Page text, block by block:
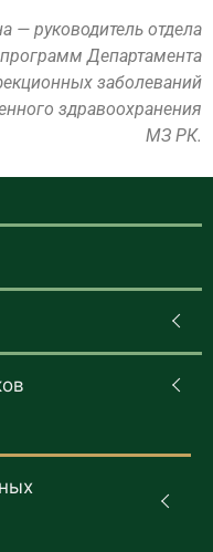
— руководитель отдела
Департамента
заболеваний
здравоохранения
МЗ РК.